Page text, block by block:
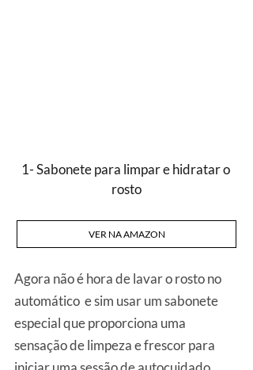
1- Sabonete para limpar e hidratar o
rosto
VER NA AMAZON
Agora não é hora de lavar o rosto no
automático  e sim usar um sabonete
especial que proporciona uma
sensação de limpeza e frescor para